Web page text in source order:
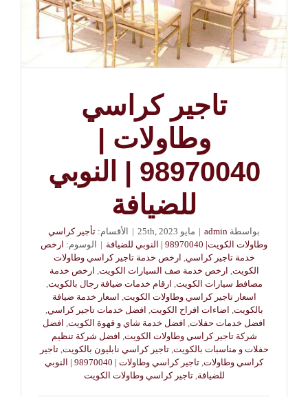
تاجير كراسي
وطاولات |
98970040 | النوبي
للضيافة
بواسطة admin
| مايو 25th, 2023 | الأقسام: تأجير كراسي
وطاولات الكويت| 98970040 | النوبي للضيافة
| الوسوم: ارخص
خدمة تاجير كراسي, ارخص خدمة تاجير كراسي وطاولات
الكويت, ارخص خدمة صف السيارات الكويت, ارخص خدمة
مصافط سيارات الكويت, ارقام خدمات ضيافة رجال بالكويت,
اسعار تاجير كراسي وطاولات الكويت, اسعار خدمة ضيافة
بالكويت, اضاءات افراح الكويت, افضل خدمات تاجير كراسي,
افضل خدمات حفلات, افضل خدمة شاي و قهوة الكويت, افضل
شركة تاجير كراسي وطاولات الكويت, افضل شركة تنظيم
حفلات و مناسبات بالكويت,تاجير كراسي نابليون بالكويت,تاجير
كراسي وطاولات,
تاجير كراسي وطاولات | 98970040 | النوبي
للضيافة,تاجير كراسي وطاولات الكويت